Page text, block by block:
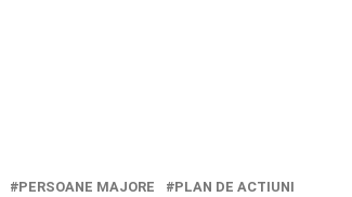
PERSOANE MAJORE PLAN DE ACTIUNI